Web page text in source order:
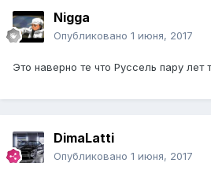
Nigga
Опубликовано 1 июня, 2017
Это наверно те что Руссель пару лет
DimaLatti
Опубликовано 1 июня, 2017